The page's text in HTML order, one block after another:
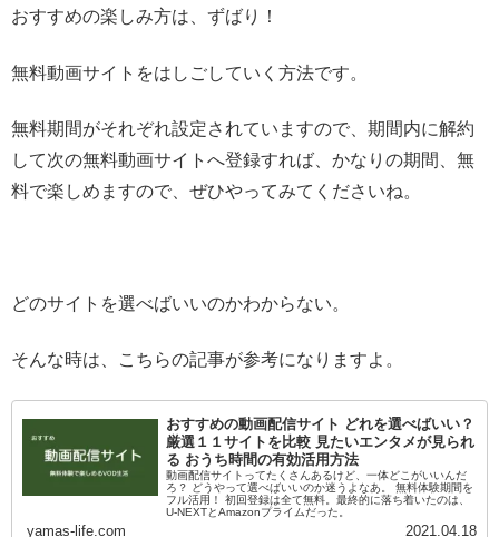
おすすめの楽しみ方は、ずばり！
無料動画サイトをはしごしていく方法です。
無料期間がそれぞれ設定されていますので、期間内に解約
して次の無料動画サイトへ登録すれば、かなりの期間、無
料で楽しめますので、ぜひやってみてくださいね。
どのサイトを選べばいいのかわからない。
そんな時は、こちらの記事が参考になりますよ。
おすすめの動画配信サイト どれを選べばいい？
厳選１１サイトを比較 見たいエンタメが見られ
る おうち時間の有効活用方法
動画配信サイトってたくさんあるけど、一体どこがいいんだ
ろ？ どうやって選べばいいのか迷うよなあ。 無料体験期間を
フル活用！ 初回登録は全て無料。最終的に落ち着いたのは、
U-NEXTとAmazonプライムだった。
yamas-life.com 2021.04.18